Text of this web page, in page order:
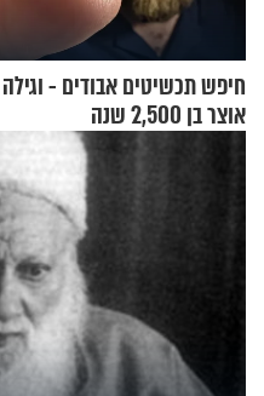
חיפש תכשיטים אבודים - וגילה
אוצר בן 2,500 שנה